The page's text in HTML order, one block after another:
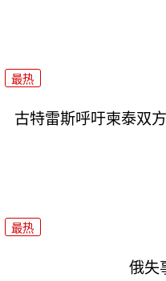
最热
古特雷斯呼吁柬泰双
最热
俄失